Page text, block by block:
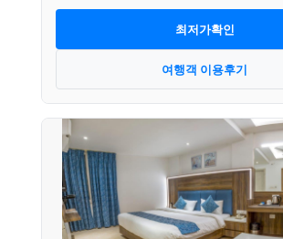
최저가확인
여행객 이용후기